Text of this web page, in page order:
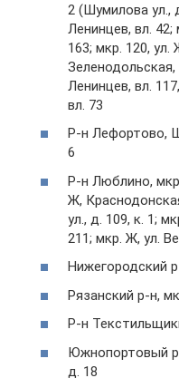
2 (Шумилова ул.,
Ленинцев, вл. 42;
163; мкр. 120, ул.
Ленинцев, вл.
вл. 73
Р-н Лефортово,
6
Р-н Люблино,
Ж,
ул., д. 109, к. 1;
211; мкр. Ж, ул.
Нижегородский
Рязанский р-н,
Р-н
Южнопортовый
д. 18